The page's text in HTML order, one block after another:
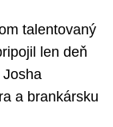
talentovaný
len deň
a brankársku